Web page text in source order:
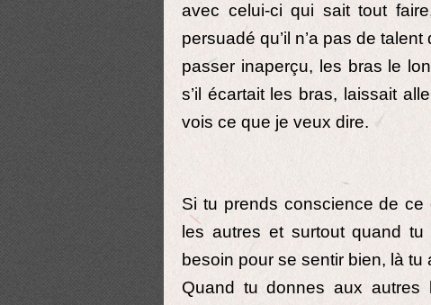
avec celui-ci qui sait tout
persuadé qu’il n’a pas de
passer inaperçu, les bras le
s’il écartait les bras, laissait
vois ce que je veux dire.
Si tu prends conscience de
les autres et surtout quand
besoin pour se sentir bien, là tu
Quand tu donnes aux